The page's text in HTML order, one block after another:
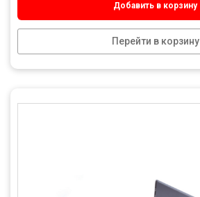
Добавить в корзину
Перейти в корзину